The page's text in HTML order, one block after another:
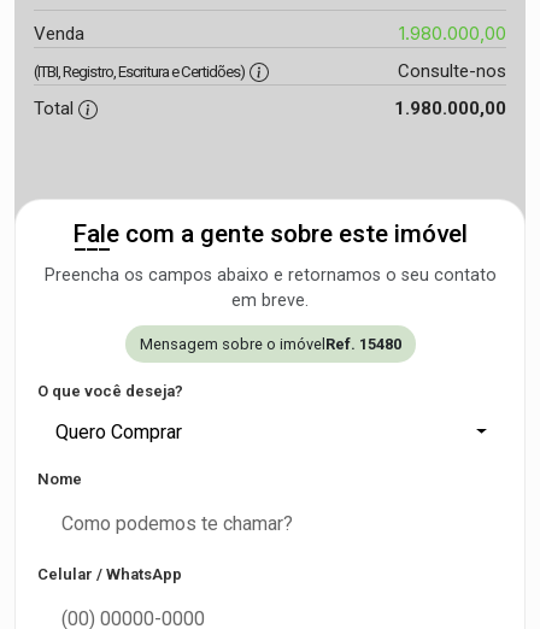
Venda 1.980.000,00
(ITBI, Registro, Escritura e Certidões)
Consulte-nos
Total
1.980.000,00
Fale com a gente sobre este imóvel
Preencha os campos abaixo e retornamos o seu contato
em breve.
Mensagem sobre o imóvelRef. 15480
O que você deseja?
Quero Comprar
Nome
Celular / WhatsApp